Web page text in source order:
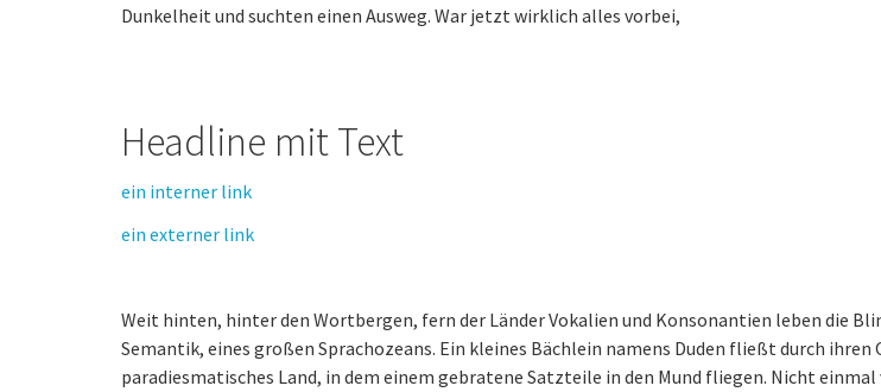
Dunkelheit und suchten einen Ausweg. War jetzt wirklich alles vorbei,
Headline mit Text
ein interner link
ein externer link
Weit hinten, hinter den Wortbergen, fern der Länder Vokalien und Konsonantien leben die
Semantik, eines großen Sprachozeans. Ein kleines Bächlein namens Duden fließt durch
paradiesmatisches Land, in dem einem gebratene Satzteile in den Mund fliegen. Nicht